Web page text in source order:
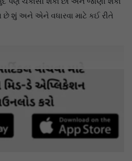
છે શું અને એને વધારવા માટે કઈ રીતે